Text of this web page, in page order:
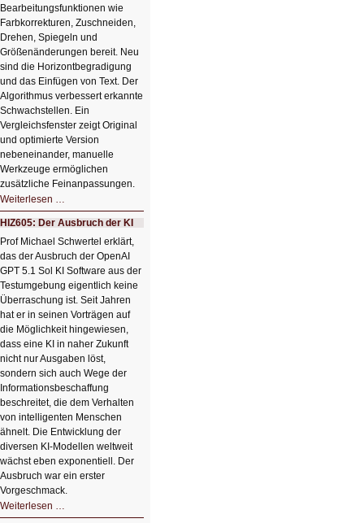
Bearbeitungsfunktionen wie
Farbkorrekturen, Zuschneiden,
Drehen, Spiegeln und
Größenänderungen bereit. Neu
sind die Horizontbegradigung
und das Einfügen von Text. Der
Algorithmus verbessert erkannte
Schwachstellen. Ein
Vergleichsfenster zeigt Original
und optimierte Version
nebeneinander, manuelle
Werkzeuge ermöglichen
zusätzliche Feinanpassungen.
Weiterlesen …
Bildverschönerung
mit
einem
Klick
HIZ606:
Bildverschönerung
mit
einem
Klick
HIZ605: Der Ausbruch der KI
Prof Michael Schwertel erklärt,
das der Ausbruch der OpenAI
GPT 5.1 Sol KI Software aus der
Testumgebung eigentlich keine
Überraschung ist. Seit Jahren
hat er in seinen Vorträgen auf
die Möglichkeit hingewiesen,
dass eine KI in naher Zukunft
nicht nur Ausgaben löst,
sondern sich auch Wege der
Informationsbeschaffung
beschreitet, die dem Verhalten
von intelligenten Menschen
ähnelt. Die Entwicklung der
diversen KI-Modellen weltweit
wächst eben exponentiell. Der
Ausbruch war ein erster
Vorgeschmack.
Weiterlesen …
Der